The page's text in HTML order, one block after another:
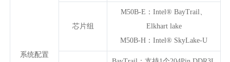
系统配置
芯片组
M50B-E：Intel® BayTrail、
Elkhart lake
M50B-H：Intel® SkyLake-U